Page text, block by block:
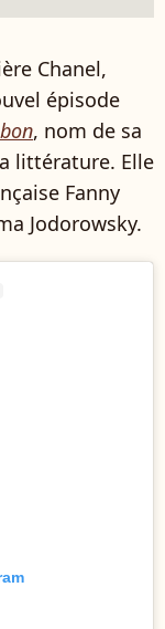
Chanel,
épisode
, nom de sa
littérature. Elle
Fanny
Jodorowsky.